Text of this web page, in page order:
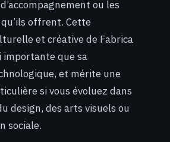
ou les
offrent. Cette
et créative de Fabrica
importante que sa
et mérite une
si vous évoluez dans
design, des arts visuels ou
sociale.